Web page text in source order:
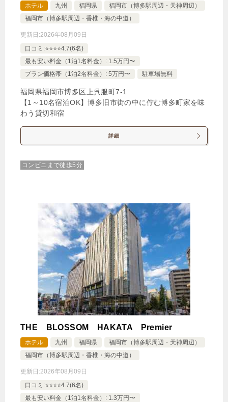
ホテル 九州 福岡県
福岡市（博多駅周辺・天神周辺）
福岡市（博多駅周辺・香椎・海の中道）
更新日:2026年08月09日
口コミ:⭐️⭐️⭐️⭐️4.7(6名)
最も安い料金（1泊1名料金）: 1.5万円〜
プラン価格帯（1泊2名料金）: 5万円〜
駐車場無料
福岡県福岡市博多区上呉服町7‐1
【1～10名宿泊OK】博多旧市街の中に佇む博多町家を味
わう貸切和宿
詳細
コンビニまで徒歩5分
THE BLOSSOM HAKATA Premier
ホテル 九州 福岡県
福岡市（博多駅周辺・天神周辺）
福岡市（博多駅周辺・香椎・海の中道）
更新日:2026年08月09日
口コミ:⭐️⭐️⭐️⭐️4.7(6名)
最も安い料金（1泊1名料金）: 1.3万円〜